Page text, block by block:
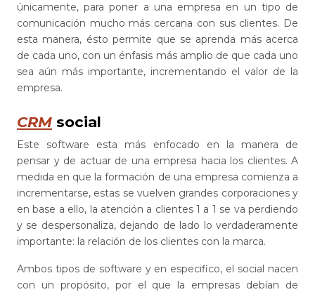
únicamente, para poner a una empresa en un tipo de
comunicación mucho más cercana con sus clientes. De
esta manera, ésto permite que se aprenda más acerca
de cada uno, con un énfasis más amplio de que cada uno
sea aún más importante, incrementando el valor de la
empresa.
CRM social
Este software esta más enfocado en la manera de
pensar y de actuar de una empresa hacia los clientes. A
medida en que la formación de una empresa comienza a
incrementarse, estas se vuelven grandes corporaciones y
en base a ello, la atención a clientes 1 a 1 se va perdiendo
y se despersonaliza, dejando de lado lo verdaderamente
importante: la relación de los clientes con la marca.
Ambos tipos de software y en especifico, el social nacen
con un propósito, por el que la empresas debían de